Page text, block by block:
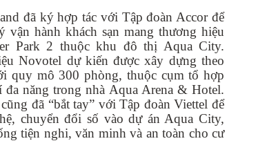
đã ký hợp tác với Tập đoàn Accor để
vận hành khách sạn mang thương hiệu
Park 2 thuộc khu đô thị Aqua City.
Novotel dự kiến được xây dựng theo
quy mô 300 phòng, thuộc cụm tổ hợp
năng trong nhà Aqua Arena & Hotel.
đã “bắt tay” với Tập đoàn Viettel để
chuyển đổi số vào dự án Aqua City,
tiện nghi, văn minh và an toàn cho cư